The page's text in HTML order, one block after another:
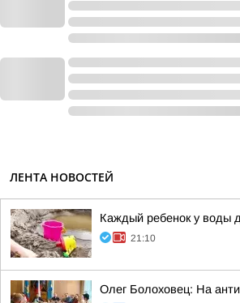
ЛЕНТА НОВОСТЕЙ
Каждый ребенок у воды
21:10
Олег Болоховец: На